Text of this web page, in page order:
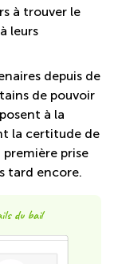
à trouver le
leurs
depuis de
de pouvoir
à la
la certitude de
prise
tard encore.
du bail